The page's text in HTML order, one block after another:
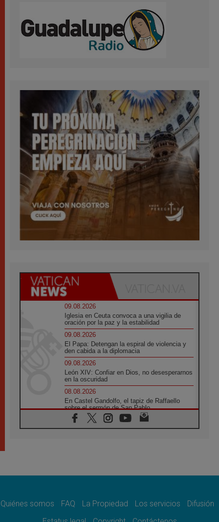
09.08.2026
Iglesia en Ceuta convoca a una vigilia de
oración por la paz y la estabilidad
09.08.2026
El Papa: Detengan la espiral de violencia y
den cabida a la diplomacia
09.08.2026
León XIV: Confiar en Dios, no desesperarnos
en la oscuridad
08.08.2026
En Castel Gandolfo, el tapiz de Raffaello
sobre el sermón de San Pablo
08.08.2026
En Colombia, «la paz no se compra con una
08.08.2026
08.08.2026
Quiénes somos FAQ La Propiedad Los servicios
Difusión